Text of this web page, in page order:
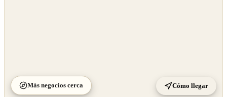
Más negocios cerca Cómo llegar